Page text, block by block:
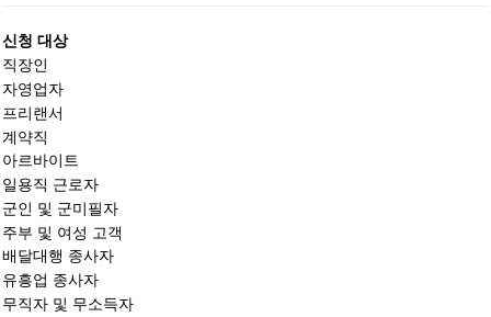
신청 대상
직장인
자영업자
프리랜서
계약직
아르바이트
일용직 근로자
군인 및 군미필자
주부 및 여성 고객
배달대행 종사자
유흥업 종사자
무직자 및 무소득자